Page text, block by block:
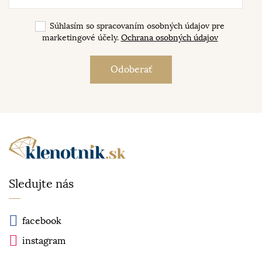
Súhlasím so spracovaním osobných údajov pre
marketingové účely. Ochrana osobných údajov
Sledujte nás
facebook
instagram